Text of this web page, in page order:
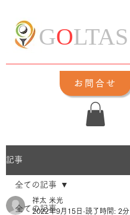
GOLTAS
お問合せ
記事
全ての記事
全ての記事
祥太 米光
2022年9月15日 読了時間: 2分